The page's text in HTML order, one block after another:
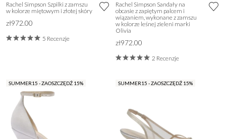
Rachel Simpson Szpilki z zamszu
w kolorze miętowym i złotej skóry
zł972.00
5 Recenzje
Rachel Simpson Sandały na
obcasie z zapiętym palcem i
wiązaniem, wykonane z zamszu
w kolorze leśnej zieleni marki
Olivia
zł972.00
2 Recenzje
SUMMER15 - ZAOSZCZĘDŹ 15% SUMMER15 - ZAOSZCZĘDŹ 15%